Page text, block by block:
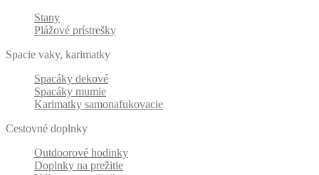
Stany
Plážové prístrešky
Spacie vaky, karimatky
Spacáky dekové
Spacáky mumie
Karimatky samonafukovacie
Cestovné doplnky
Outdoorové hodinky
Doplnky na prežitie